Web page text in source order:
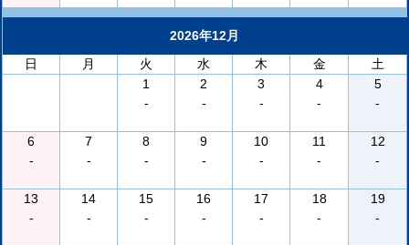
2026年12月
日
月 火 水 木 金
土
1
-
2
-
3
-
4
-
5
-
6
-
7
-
8
-
9
-
10
-
11
-
12
-
13
-
14
-
15
-
16
-
17
-
18
-
19
-